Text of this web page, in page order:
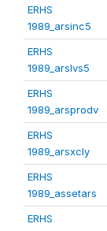
ERHS
1989_arsinc5
ERHS
1989_arslvs5
ERHS
1989_arsprodv
ERHS
1989_arsxcly
ERHS
1989_assetars
ERHS